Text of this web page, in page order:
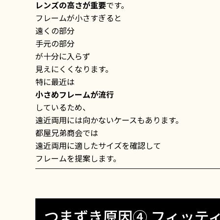
レンズの高さが重要です。
フレームが小さすぎると
遠くの部分
手元の部分
が十分に入らず
見えにくくなります。
特に最近は
小さめフレームが流行
しているため、
遠近両用には向かないケースもあります。
都屋兄弟商会では
遠近両用に適したサイズを確認して
フレームを提案します。